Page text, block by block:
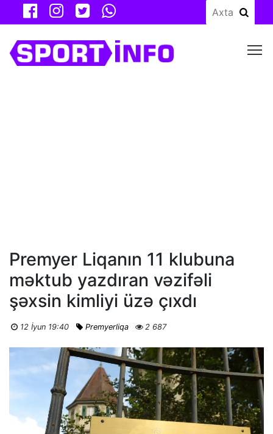
Premyer Liqanın 11 klubuna
məktub yazdıran vəzifəli
şəxsin kimliyi üzə çıxdı
12 İyun 19:40 Premyerliqa 2 687